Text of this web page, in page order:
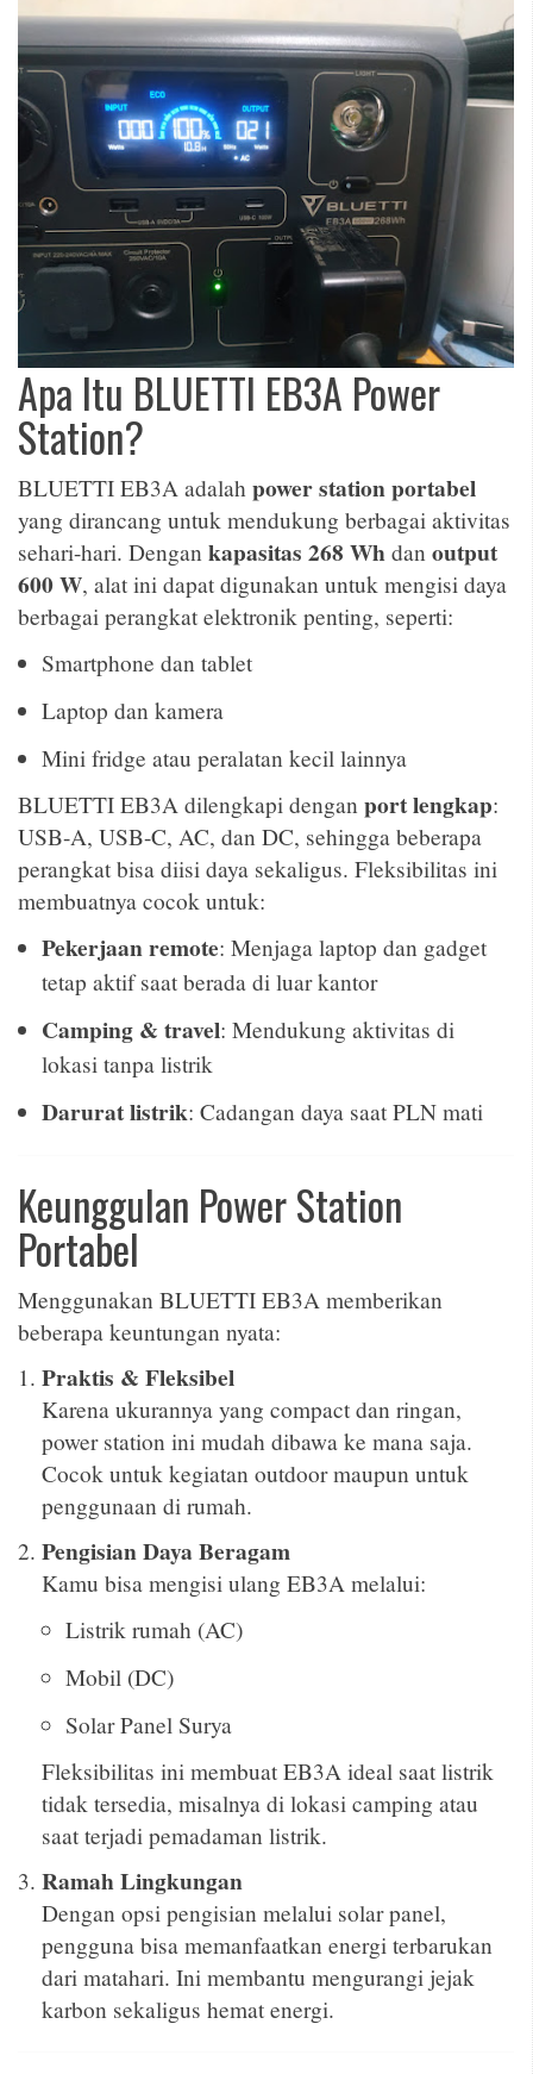
Apa Itu BLUETTI EB3A Power
Station?
BLUETTI EB3A adalah power station portabel
yang dirancang untuk mendukung berbagai aktivitas
sehari-hari. Dengan kapasitas 268 Wh dan output
600 W, alat ini dapat digunakan untuk mengisi daya
berbagai perangkat elektronik penting, seperti:
Smartphone dan tablet
Laptop dan kamera
Mini fridge atau peralatan kecil lainnya
BLUETTI EB3A dilengkapi dengan port lengkap:
USB-A, USB-C, AC, dan DC, sehingga beberapa
perangkat bisa diisi daya sekaligus. Fleksibilitas ini
membuatnya cocok untuk:
Pekerjaan remote: Menjaga laptop dan gadget
tetap aktif saat berada di luar kantor
Camping & travel: Mendukung aktivitas di
lokasi tanpa listrik
Darurat listrik: Cadangan daya saat PLN mati
Keunggulan Power Station
Portabel
Menggunakan BLUETTI EB3A memberikan
beberapa keuntungan nyata:
Praktis & Fleksibel
Karena ukurannya yang compact dan ringan,
power station ini mudah dibawa ke mana saja.
Cocok untuk kegiatan outdoor maupun untuk
penggunaan di rumah.
Pengisian Daya Beragam
Kamu bisa mengisi ulang EB3A melalui:
Listrik rumah (AC)
Mobil (DC)
Solar Panel Surya
Fleksibilitas ini membuat EB3A ideal saat listrik
tidak tersedia, misalnya di lokasi camping atau
saat terjadi pemadaman listrik.
Ramah Lingkungan
Dengan opsi pengisian melalui solar panel,
pengguna bisa memanfaatkan energi terbarukan
dari matahari. Ini membantu mengurangi jejak
karbon sekaligus hemat energi.